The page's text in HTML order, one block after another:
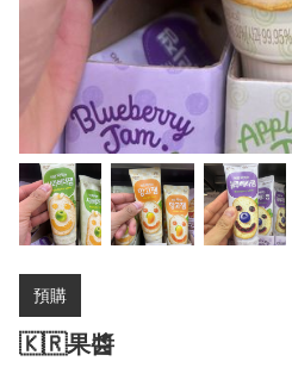
預購
🇰🇷果醬